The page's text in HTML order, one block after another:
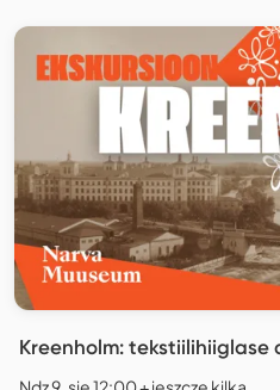
Kreenholm: tekstiilihiiglase